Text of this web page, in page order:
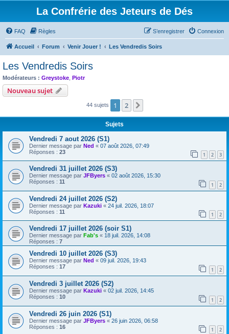
La Confrérie des Jeteurs de Dés
FAQ Règles Connexion
S’enregistrer
Accueil Forum Venir Jouer ! Les Vendredis Soirs
Les Vendredis Soirs
Modérateurs : Greystoke Piotr
Nouveau sujet
44 sujets 1 2
Sujets
Vendredi 7 aout 2026 (S1)
Dernier message par Ned « 07 août 2026, 07:49
Réponses : 23 1 2 3
Vendredi 31 juillet 2026 (S3)
Dernier message par JFByers « 02 août 2026, 15:30
Réponses : 11 1 2
Vendredi 24 juillet 2026 (S2)
Dernier message par Kazuki « 24 juil. 2026, 18:07
Réponses : 11 1 2
Vendredi 17 juillet 2026 (soir S1)
Dernier message par Fab's « 18 juil. 2026, 14:08
Réponses : 7
Vendredi 10 juillet 2026 (S3)
Dernier message par Ned « 09 juil. 2026, 19:43
Réponses : 17 1 2
Vendredi 3 juillet 2026 (S2)
Dernier message par Kazuki « 02 juil. 2026, 14:45
Réponses : 10 1 2
Vendredi 26 juin 2026 (S1)
Dernier message par JFByers « 26 juin 2026, 06:58
Réponses : 16 1 2